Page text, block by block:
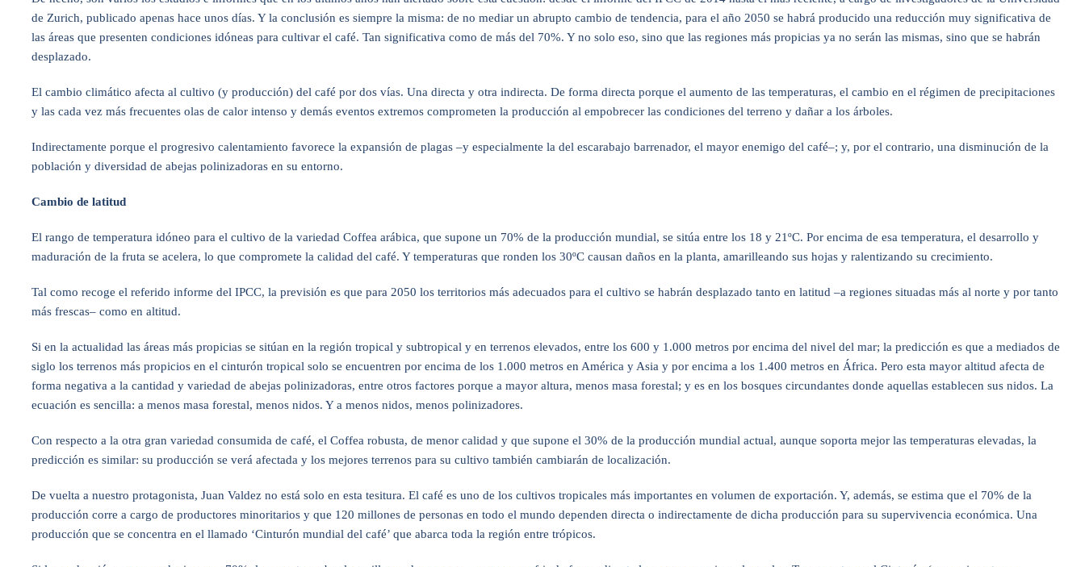
de Zurich, publicado apenas hace unos días. Y la conclusión es siempre la misma: de no mediar un abrupto cambio de tendencia, para el año 2050 se habrá producido una reducción muy significativa de
las áreas que presenten condiciones idóneas para cultivar el café. Tan significativa como de más del 70%. Y no solo eso, sino que las regiones más propicias ya no serán las mismas, sino que se habrán
desplazado.
El cambio climático afecta al cultivo (y producción) del café por dos vías. Una directa y otra indirecta. De forma directa porque el aumento de las temperaturas, el cambio en el régimen de precipitaciones
y las cada vez más frecuentes olas de calor intenso y demás eventos extremos comprometen la producción al empobrecer las condiciones del terreno y dañar a los árboles.
Indirectamente porque el progresivo calentamiento favorece la expansión de plagas –y especialmente la del escarabajo barrenador, el mayor enemigo del café–; y, por el contrario, una disminución de la
población y diversidad de abejas polinizadoras en su entorno.
Cambio de latitud
El rango de temperatura idóneo para el cultivo de la variedad Coffea arábica, que supone un 70% de la producción mundial, se sitúa entre los 18 y 21ºC. Por encima de esa temperatura, el desarrollo y
maduración de la fruta se acelera, lo que compromete la calidad del café. Y temperaturas que ronden los 30ºC causan daños en la planta, amarilleando sus hojas y ralentizando su crecimiento.
Tal como recoge el referido informe del IPCC, la previsión es que para 2050 los territorios más adecuados para el cultivo se habrán desplazado tanto en latitud –a regiones situadas más al norte y por tanto
más frescas– como en altitud.
Si en la actualidad las áreas más propicias se sitúan en la región tropical y subtropical y en terrenos elevados, entre los 600 y 1.000 metros por encima del nivel del mar; la predicción es que a mediados de
siglo los terrenos más propicios en el cinturón tropical solo se encuentren por encima de los 1.000 metros en América y Asia y por encima a los 1.400 metros en África. Pero esta mayor altitud afecta de
forma negativa a la cantidad y variedad de abejas polinizadoras, entre otros factores porque a mayor altura, menos masa forestal; y es en los bosques circundantes donde aquellas establecen sus nidos. La
ecuación es sencilla: a menos masa forestal, menos nidos. Y a menos nidos, menos polinizadores.
Con respecto a la otra gran variedad consumida de café, el Coffea robusta, de menor calidad y que supone el 30% de la producción mundial actual, aunque soporta mejor las temperaturas elevadas, la
predicción es similar: su producción se verá afectada y los mejores terrenos para su cultivo también cambiarán de localización.
De vuelta a nuestro protagonista, Juan Valdez no está solo en esta tesitura. El café es uno de los cultivos tropicales más importantes en volumen de exportación. Y, además, se estima que el 70% de la
producción corre a cargo de productores minoritarios y que 120 millones de personas en todo el mundo dependen directa o indirectamente de dicha producción para su supervivencia económica. Una
producción que se concentra en el llamado ‘Cinturón mundial del café’ que abarca toda la región entre trópicos.